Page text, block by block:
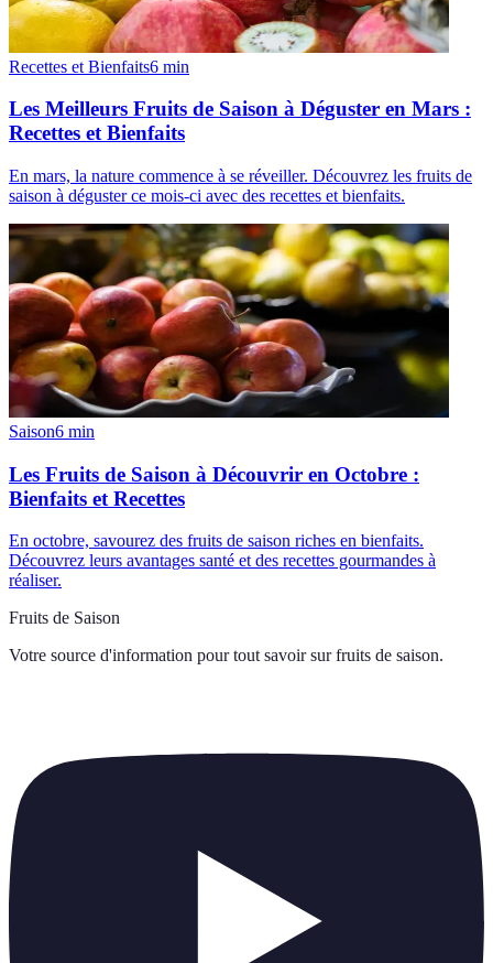
Recettes et Bienfaits6 min
Les Meilleurs Fruits de Saison à Déguster en Mars :
Recettes et Bienfaits
En mars, la nature commence à se réveiller. Découvrez les fruits de
saison à déguster ce mois-ci avec des recettes et bienfaits.
Saison6 min
Les Fruits de Saison à Découvrir en Octobre :
Bienfaits et Recettes
En octobre, savourez des fruits de saison riches en bienfaits.
Découvrez leurs avantages santé et des recettes gourmandes à
réaliser.
Fruits de Saison
Votre source d'information pour tout savoir sur fruits de saison.